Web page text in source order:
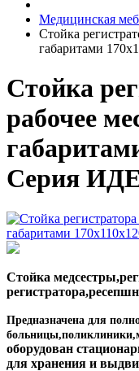
Медицинская
Стойка
габаритами
Стойка
рабочее
Серия
Стойка
Предназначена для
оборудован
для хранения и